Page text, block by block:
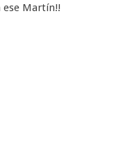
ese Martín!!